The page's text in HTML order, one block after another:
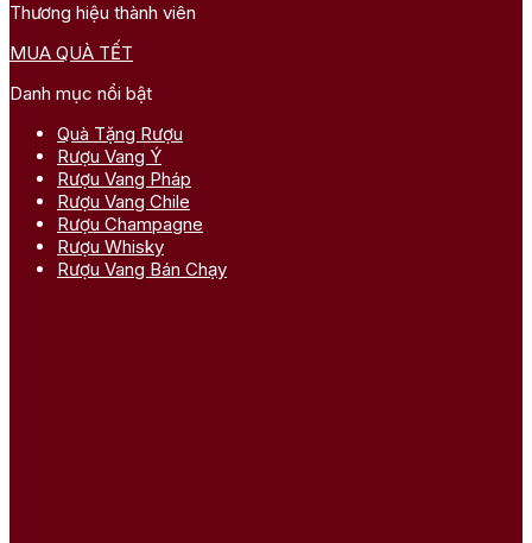
Thương hiệu thành viên
MUA QUÀ TẾT
Danh mục nổi bật
Quà Tặng Rượu
Rượu Vang Ý
Rượu Vang Pháp
Rượu Vang Chile
Rượu Champagne
Rượu Whisky
Rượu Vang Bán Chạy